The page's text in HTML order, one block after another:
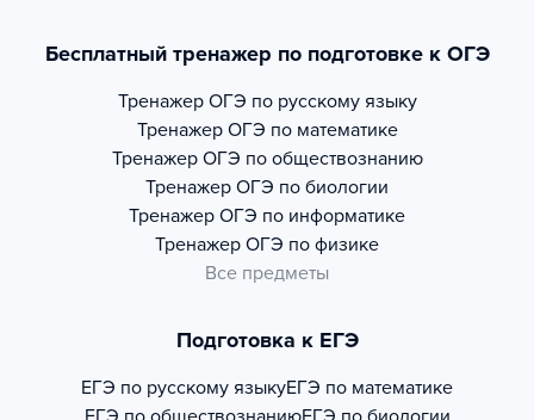
Бесплатный тренажер по подготовке к ОГЭ
Тренажер ОГЭ по русскому языку
Тренажер ОГЭ по математике
Тренажер ОГЭ по обществознанию
Тренажер ОГЭ по биологии
Тренажер ОГЭ по информатике
Тренажер ОГЭ по физике
Все предметы
Подготовка к ЕГЭ
ЕГЭ по русскому языкуЕГЭ по математике